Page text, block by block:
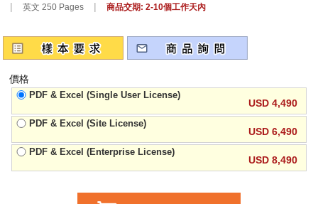
| 英文 250 Pages | 商品交期: 2-10個工作天內
價格
PDF & Excel (Single User License)
USD 4,490
PDF & Excel (Site License)
USD 6,490
PDF & Excel (Enterprise License)
USD 8,490